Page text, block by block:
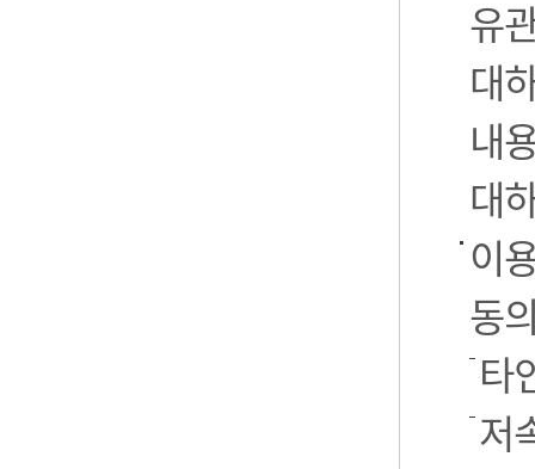
유
대
내
대
이
동
타
저